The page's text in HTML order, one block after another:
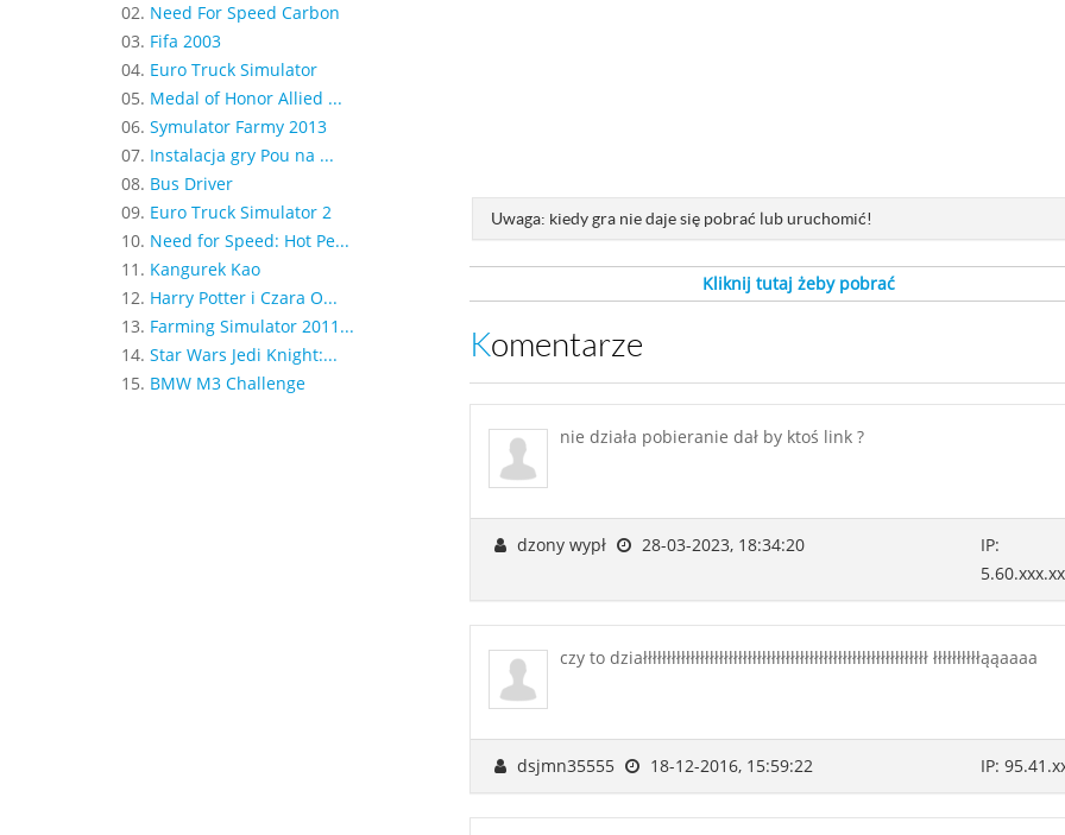
02. Need For Speed Carbon
03. Fifa 2003
04. Euro Truck Simulator
05. Medal of Honor Allied ...
06. Symulator Farmy 2013
07. Instalacja gry Pou na ...
08. Bus Driver
09. Euro Truck Simulator 2
10. Need for Speed: Hot Pe...
11. Kangurek Kao
12. Harry Potter i Czara O...
13. Farming Simulator 2011...
14. Star Wars Jedi Knight:...
15. BMW M3 Challenge
Uwaga: kiedy gra nie daje się pobrać lub uruchomić!
Kliknij tutaj żeby pobrać
Komentarze
nie działa pobieranie dał by ktoś link ?
dzony wypł 28-03-2023, 18:34:20
IP:
czy to działłłłłłłłłłłłłłłłłłłłłłłłłłłłłłłłłłłłłłłłłłłłłłłłłłłłłłłłłłłł łłłłłłłłłłąąaaaa
dsjmn35555 18-12-2016, 15:59:22 IP: